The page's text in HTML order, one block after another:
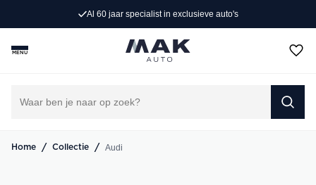
Al 60 jaar specialist in exclusieve auto's
MENU
Home / Collectie / Audi
Op zoek naar een exclusieve Audi occasion? Bij MAK
Auto vind je een zorgvuldig geselecteerd aanbod, van de
sportieve Audi A3 tot de krachtige Audi RS6. Bekijk ons